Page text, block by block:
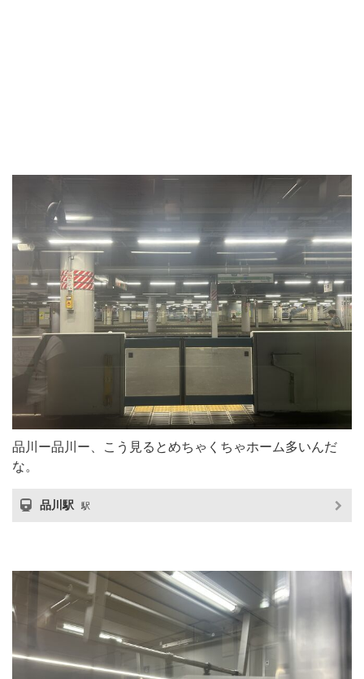
品川ー品川ー、こう見るとめちゃくちゃホーム多いんだ
な。
品川駅 駅